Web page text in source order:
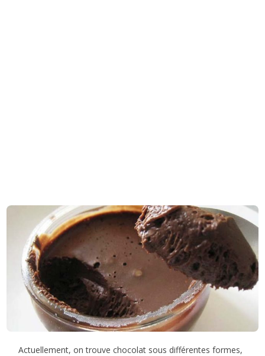
Actuellement, on trouve chocolat sous différentes formes,